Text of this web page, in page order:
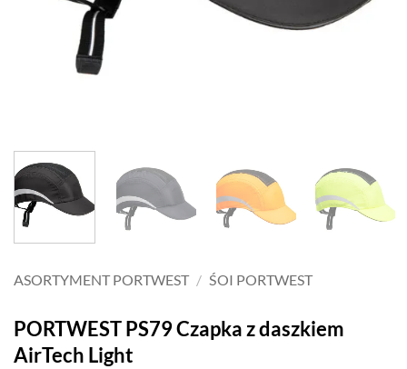
ASORTYMENT PORTWEST / ŚOI PORTWEST
PORTWEST PS79 Czapka z daszkiem
AirTech Light